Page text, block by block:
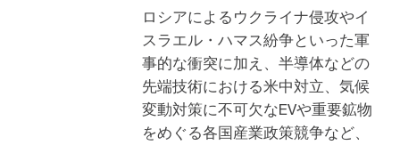
ロシアによるウクライナ侵攻やイ
スラエル・ハマス紛争といった軍
事的な衝突に加え、半導体などの
先端技術における米中対立、気候
変動対策に不可欠なEVや重要鉱物
をめぐる各国産業政策競争など、